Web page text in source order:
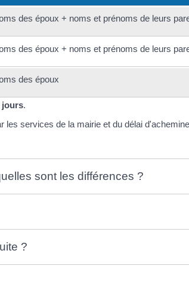
des époux + noms et prénoms de leurs
des époux + noms et prénoms de leurs
des époux
jours.
les services de la mairie et du délai
sont les différences ?
?